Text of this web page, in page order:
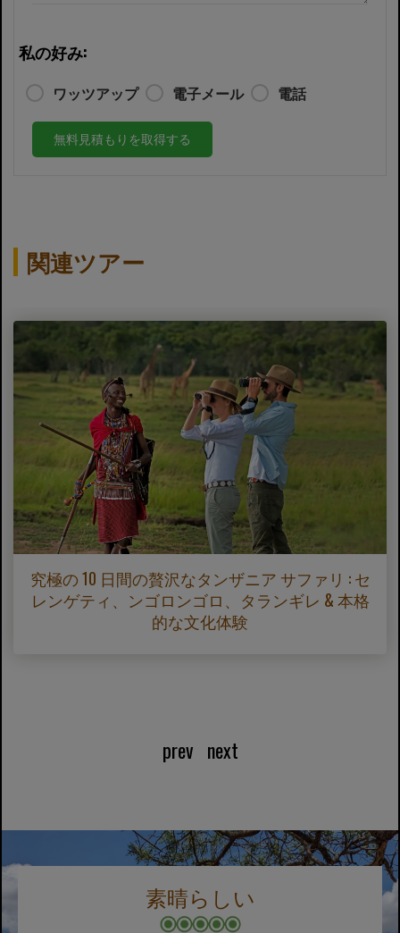
私の好み:
ワッツアップ 電子メール 電話
無料見積もりを取得する
関連ツアー
究極の 10 日間の贅沢なタンザニア サファリ : セ
レンゲティ、ンゴロンゴロ、タランギレ & 本格
的な文化体験
prev next
素晴らしい